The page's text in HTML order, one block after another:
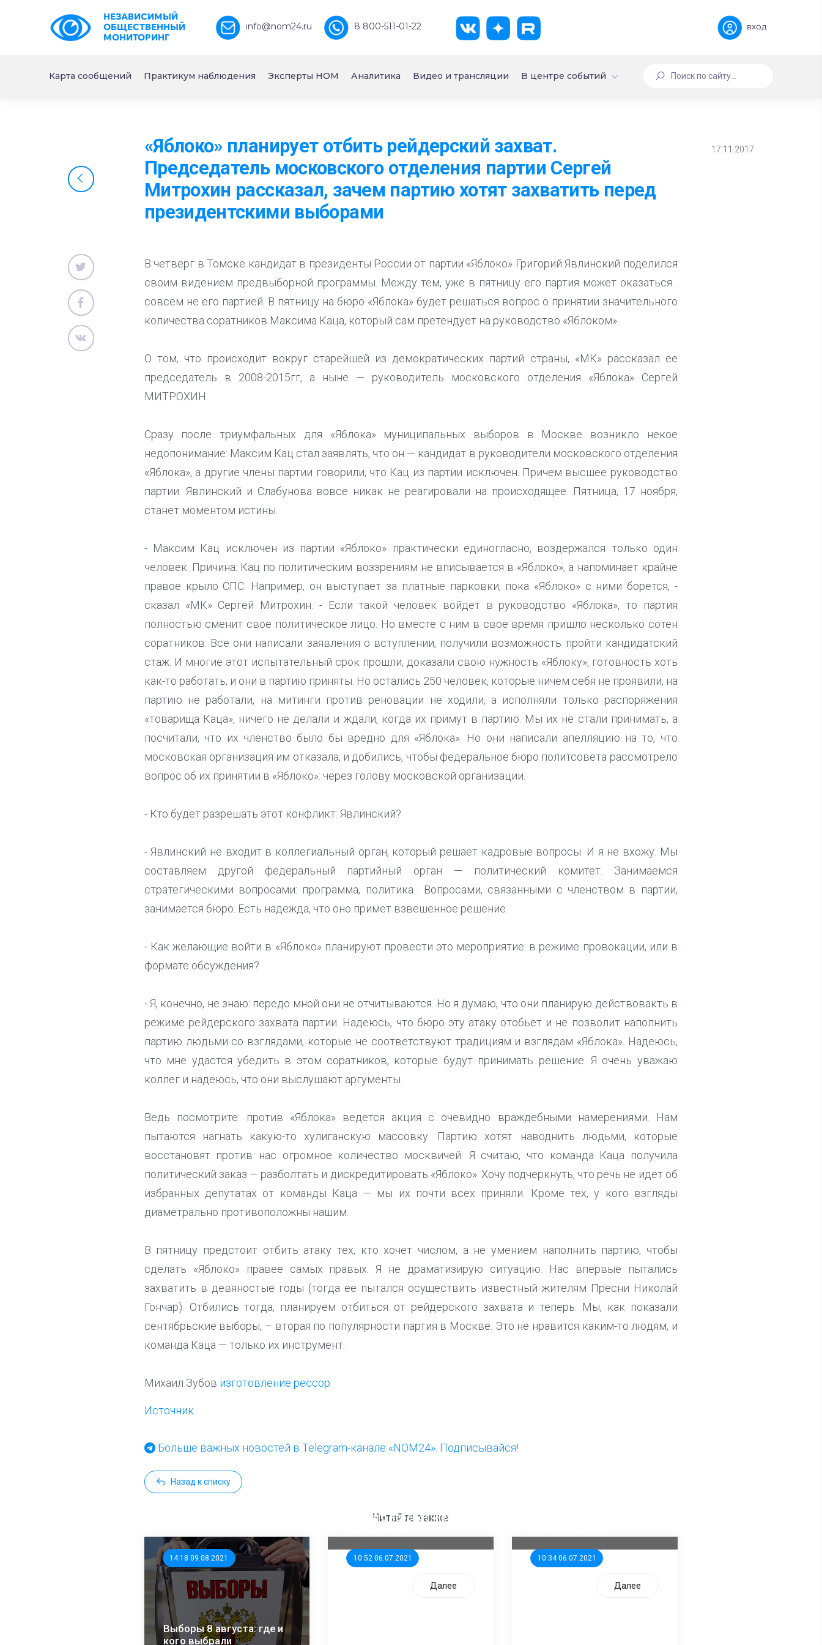
НЕЗАВИСИМЫЙ
ОБЩЕСТВЕННЫЙ
МОНИТОРИНГ
info@nom24.ru 8 800-511-01-22 вход
Карта сообщений Практикум наблюдения Эксперты НОМ Аналитика Видео и трансляции В центре событий
«Яблоко» планирует отбить рейдерский захват.
Председатель московского отделения партии Сергей
Митрохин рассказал, зачем партию хотят захватить перед
президентскими выборами
17.11.2017
В четверг в Томске кандидат в президенты России от партии «Яблоко» Григорий Явлинский поделился
своим видением предвыборной программы. Между тем, уже в пятницу его партия может оказаться...
совсем не его партией. В пятницу на бюро «Яблока» будет решаться вопрос о принятии значительного
количества соратников Максима Каца, который сам претендует на руководство «Яблоком».
О том, что происходит вокруг старейшей из демократических партий страны, «МК» рассказал ее
председатель в 2008-2015гг, а ныне — руководитель московского отделения «Яблока» Сергей
МИТРОХИН.
Сразу после триумфальных для «Яблока» муниципальных выборов в Москве возникло некое
недопонимание: Максим Кац стал заявлять, что он — кандидат в руководители московского отделения
«Яблока», а другие члены партии говорили, что Кац из партии исключен. Причем высшее руководство
партии: Явлинский и Слабунова вовсе никак не реагировали на происходящее. Пятница, 17 ноября,
станет моментом истины.
- Максим Кац исключен из партии «Яблоко» практически единогласно, воздержался только один
человек. Причина: Кац по политическим воззрениям не вписывается в «Яблоко», а напоминает крайне
правое крыло СПС. Например, он выступает за платные парковки, пока «Яблоко» с ними борется, -
сказал «МК» Сергей Митрохин. - Если такой человек войдет в руководство «Яблока», то партия
полностью сменит свое политическое лицо. Но вместе с ним в свое время пришло несколько сотен
соратников. Все они написали заявления о вступлении, получили возможность пройти кандидатский
стаж. И многие этот испытательный срок прошли, доказали свою нужность «Яблоку», готовность хоть
как-то работать, и они в партию приняты. Но остались 250 человек, которые ничем себя не проявили, на
партию не работали, на митинги против реновации не ходили, а исполняли только распоряжения
«товарища Каца», ничего не делали и ждали, когда их примут в партию. Мы их не стали принимать, а
посчитали, что их членство было бы вредно для «Яблока». Но они написали апелляцию на то, что
московская организация им отказала, и добились, чтобы федеральное бюро политсовета рассмотрело
вопрос об их принятии в «Яблоко»: через голову московской организации.
- Кто будет разрешать этот конфликт: Явлинский?
- Явлинский не входит в коллегиальный орган, который решает кадровые вопросы. И я не вхожу. Мы
составляем другой федеральный партийный орган — политический комитет. Занимаемся
стратегическими вопросами: программа, политика... Вопросами, связанными с членством в партии,
занимается бюро. Есть надежда, что оно примет взвешенное решение.
- Как желающие войти в «Яблоко» планируют провести это мероприятие: в режиме провокации, или в
формате обсуждения?
- Я, конечно, не знаю: передо мной они не отчитываются. Но я думаю, что они планирую действовакть в
режиме рейдерского захвата партии. Надеюсь, что бюро эту атаку отобьет и не позволит наполнить
партию людьми со взглядами, которые не соответствуют традициям и взглядам «Яблока». Надеюсь,
что мне удастся убедить в этом соратников, которые будут принимать решение. Я очень уважаю
коллег и надеюсь, что они выслушают аргументы.
Ведь посмотрите: против «Яблока» ведется акция с очевидно враждебными намерениями. Нам
пытаются нагнать какую-то хулиганскую массовку. Партию хотят наводнить людьми, которые
восстановят против нас огромное количество москвичей. Я считаю, что команда Каца получила
политический заказ — разболтать и дискредитировать «Яблоко». Хочу подчеркнуть, что речь не идет об
избранных депутатах от команды Каца — мы их почти всех приняли. Кроме тех, у кого взгляды
диаметрально противоположны нашим.
В пятницу предстоит отбить атаку тех, кто хочет числом, а не умением наполнить партию, чтобы
сделать «Яблоко» правее самых правых. Я не драматизирую ситуацию. Нас впервые пытались
захватить в девяностые годы (тогда ее пытался осуществить известный жителям Пресни Николай
Гончар). Отбились тогда, планируем отбиться от рейдерского захвата и теперь. Мы, как показали
сентябрьские выборы, – вторая по популярности партия в Москве. Это не нравится каким-то людям, и
команда Каца — только их инструмент.
Михаил Зубов изготовление рессор
Источник
Больше важных новостей в Telegram-канале «NOM24». Подписывайся!
Назад к списку
Читайте также
14:18 09.08.2021
Выборы 8 августа: где и
кого выбрали
10:52 06.07.2021
единого перевозчика для
Далее
10:34 06.07.2021
Далее